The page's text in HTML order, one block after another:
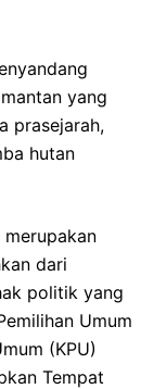
yang
prasejarah,
hutan
merupakan
dari
politik yang
Umum
(KPU)
Tempat